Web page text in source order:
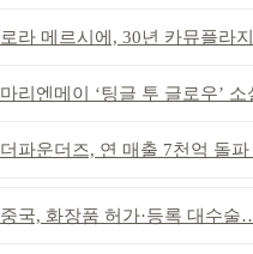
로라 메르시에, 30년 카뮤플라지 헤리티
마리엔메이 ‘팅글 투 글로우’ 소셜 캠
더파운더즈, 연 매출 7천억 돌파 역대 최
중국, 화장품 허가·등록 대수술… 시험자료